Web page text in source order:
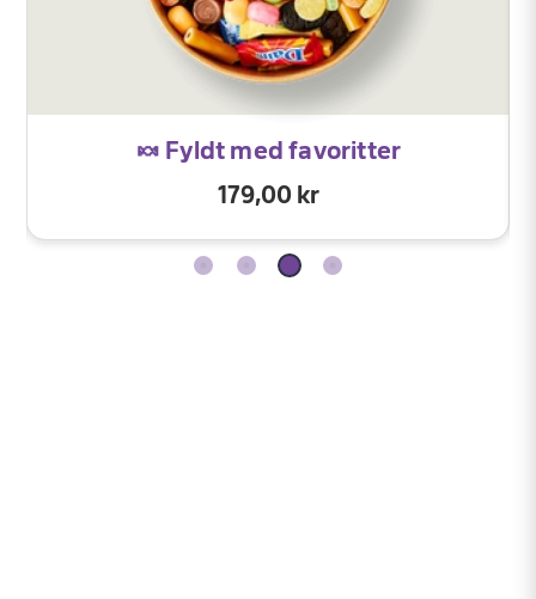
🍬 Fyldt med favoritter
179,00 kr